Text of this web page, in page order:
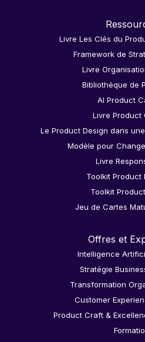
Livre Les Clés du
Framework de
Livre
Bibliothèque de
AI Product
Livre Product
Le Product Design dans
Modèle pour
Livre
Toolkit Product
Toolkit
Jeu de Cartes
Offres et
Intelligence
Stratégie
Transformation
Customer
Product Craft &